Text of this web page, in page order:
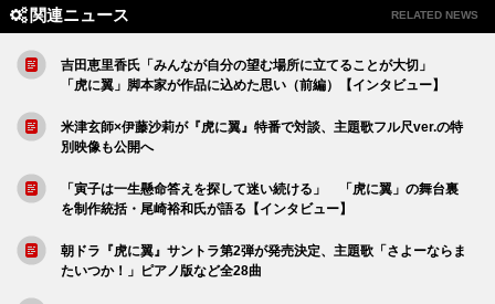
関連ニュース RELATED NEWS
吉田恵里香氏「みんなが自分の望む場所に立てることが大切」
「虎に翼」脚本家が作品に込めた思い（前編）【インタビュー】
米津玄師×伊藤沙莉が『虎に翼』特番で対談、主題歌フル尺ver.の特
別映像も公開へ
「寅子は一生懸命答えを探して迷い続ける」 「虎に翼」の舞台裏
を制作統括・尾崎裕和氏が語る【インタビュー】
朝ドラ『虎に翼』サントラ第2弾が発売決定、主題歌「さよーならま
たいつか！」ピアノ版など全28曲